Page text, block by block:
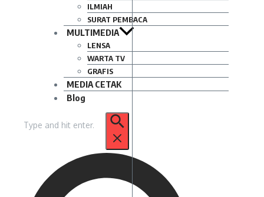
ILMIAH
SURAT PEMBACA
MULTIMEDIA
LENSA
WARTA TV
GRAFIS
MEDIA CETAK
Blog
untuk: